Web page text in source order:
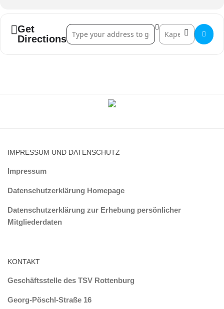
Get
Directions
Address - BRSG Weihnachtsfeier []Destination
IMPRESSUM UND DATENSCHUTZ
Impressum
Datenschutzerklärung Homepage
Datenschutzerklärung zur Erhebung persönlicher
Mitgliederdaten
KONTAKT
Geschäftsstelle des TSV Rottenburg
Georg-Pöschl-Straße 16